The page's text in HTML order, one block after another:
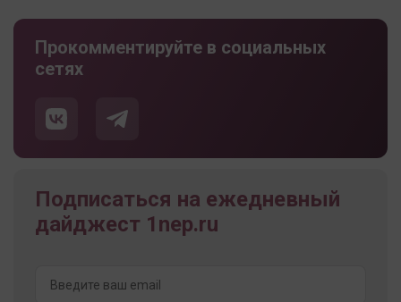
Прокомментируйте в социальных
сетях
Подписаться на ежедневный
дайджест 1nep.ru